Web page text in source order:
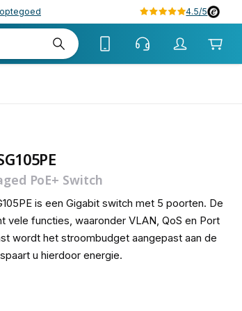
4.5/5
PoE+ Switch
is een Gigabit switch met 5 poorten. De
vele functies, waaronder VLAN, QoS en Port
wordt het stroombudget aangepast aan de
u hierdoor energie.